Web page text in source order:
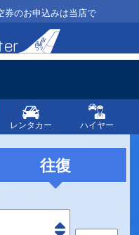
券のお申込みは当店で
レンタカー ハイヤー
往復